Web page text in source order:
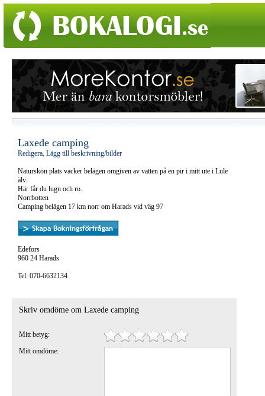
Laxede camping
Redigera, Lägg till beskrivning/bilder
Naturskön plats vacker belägen omgiven av vatten på en pir i mitt ute i Lule
älv.
Här får du lugn och ro.
Norrbotten
Camping belägen 17 km norr om Harads vid väg 97
Edefors
960 24 Harads
Tel: 070-6632134
Skriv omdöme om Laxede camping
Mitt betyg:
Mitt omdöme: